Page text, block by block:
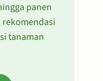
panen
tanaman